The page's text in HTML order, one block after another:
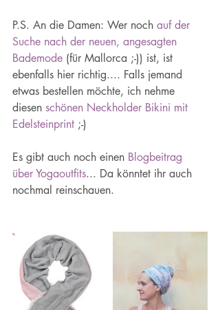
P.S. An die Damen: Wer noch auf der
Suche nach der neuen, angesagten
Bademode (für Mallorca ;-)) ist, ist
ebenfalls hier richtig.... Falls jemand
etwas bestellen möchte, ich nehme
diesen schönen Neckholder Bikini mit
Edelsteinprint ;-)
Es gibt auch noch einen Blogbeitrag
über Yogaoutfits... Da könntet ihr auch
nochmal reinschauen.